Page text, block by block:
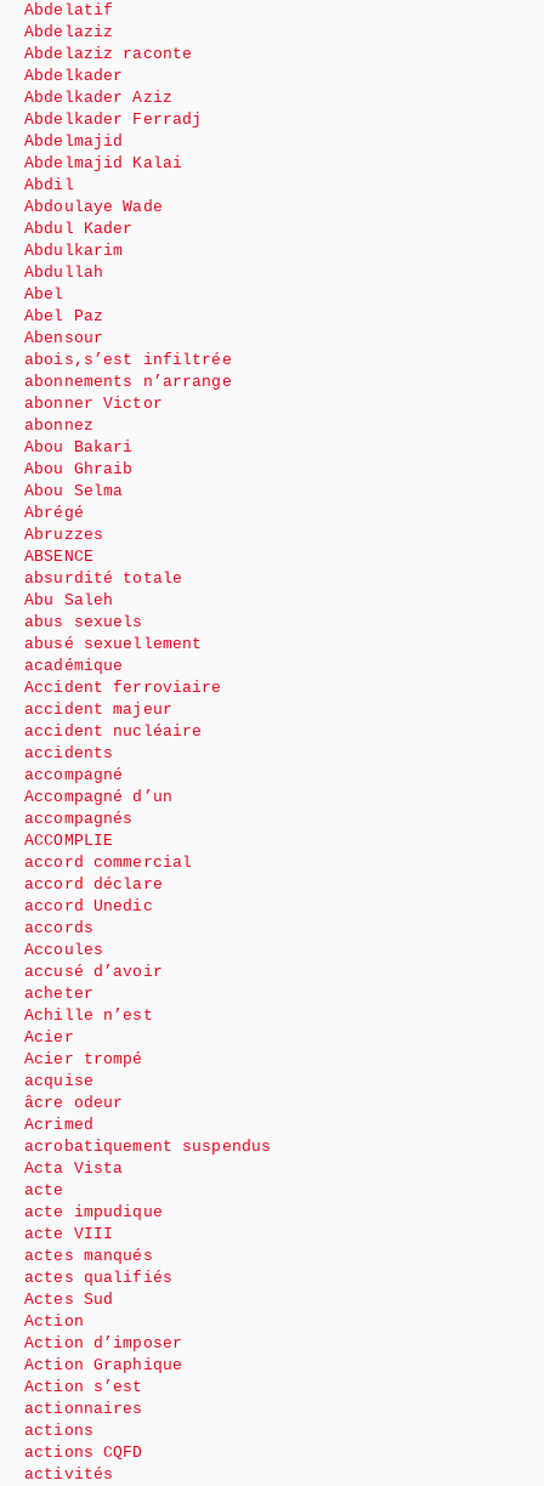
Abdelatif
Abdelaziz
Abdelaziz raconte
Abdelkader
Abdelkader Aziz
Abdelkader Ferradj
Abdelmajid
Abdelmajid Kalai
Abdil
Abdoulaye Wade
Abdul Kader
Abdulkarim
Abdullah
Abel
Abel Paz
Abensour
abois,s’est infiltrée
abonnements n’arrange
abonner Victor
abonnez
Abou Bakari
Abou Ghraib
Abou Selma
Abrégé
Abruzzes
ABSENCE
absurdité totale
Abu Saleh
abus sexuels
abusé sexuellement
académique
Accident ferroviaire
accident majeur
accident nucléaire
accidents
accompagné
Accompagné d’un
accompagnés
ACCOMPLIE
accord commercial
accord déclare
accord Unedic
accords
Accoules
accusé d’avoir
acheter
Achille n’est
Acier
Acier trompé
acquise
âcre odeur
Acrimed
acrobatiquement suspendus
Acta Vista
acte
acte impudique
acte VIII
actes manqués
actes qualifiés
Actes Sud
Action
Action d’imposer
Action Graphique
Action s’est
actionnaires
actions
actions CQFD
activités